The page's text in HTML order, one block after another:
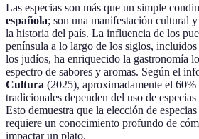
Las especias son más que un simple
española; son una manifestación cultural
la historia del país. La influencia de los
península a lo largo de los siglos,
los judíos, ha enriquecido la gastronomía
espectro de sabores y aromas. Según el
Cultura (2025), aproximadamente el 60%
tradicionales dependen del uso de
Esto demuestra que la elección de
requiere un conocimiento profundo de
impactar un plato.